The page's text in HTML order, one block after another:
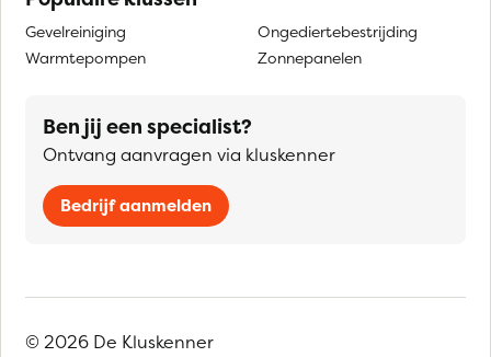
Gevelreiniging
Warmtepompen
Ongediertebestrijding
Zonnepanelen
Ben jij een specialist?
Ontvang aanvragen via kluskenner
Bedrijf aanmelden
© 2026 De Kluskenner